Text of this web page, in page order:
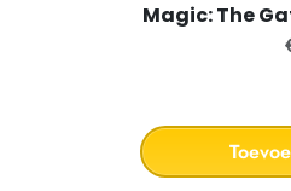
Magic: The